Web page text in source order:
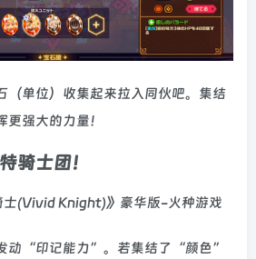
（单位）收集起来拉入同伙吧。集结
强大的力量！
骑士团！
动“印记能力”。若集结了“颜色”